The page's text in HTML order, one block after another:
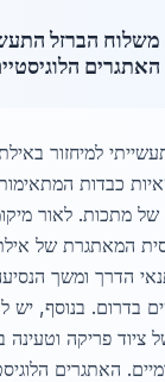
הברזל
למיחזור
כבדות
של מתכות. לאור
המאתגרת של
הדרך ומשך
בדרום. בנוסף, יש
ציוד פריקה וטעינה
האתגרים